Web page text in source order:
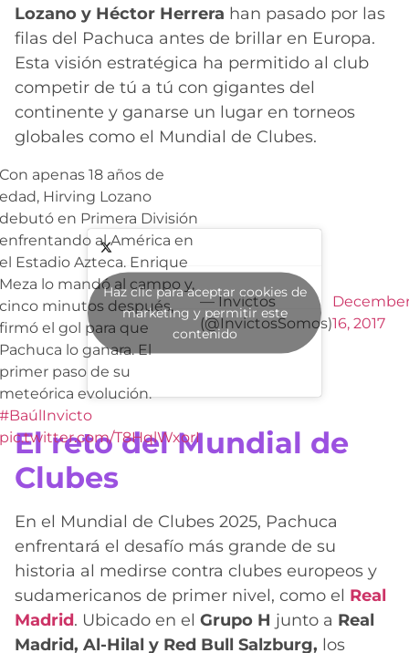
Lozano y Héctor Herrera han pasado por las
filas del Pachuca antes de brillar en Europa.
Esta visión estratégica ha permitido al club
competir de tú a tú con gigantes del
continente y ganarse un lugar en torneos
globales como el Mundial de Clubes.
apenas 18 años de
Hirving Lozano
en Primera División
al América en
Estadio Azteca. Enrique
lo mandó al campo y,
minutos después,
el gol para que
lo ganara. El
paso de su
evolución.
T8HqlWxorI
— Invictos
(@InvictosSomos)16, 2017
Haz clic para aceptar cookies de
marketing y permitir este
contenido
El reto del Mundial de
Clubes
En el Mundial de Clubes 2025, Pachuca
enfrentará el desafío más grande de su
historia al medirse contra clubes europeos y
sudamericanos de primer nivel, como el Real
Madrid. Ubicado en el Grupo H junto a Real
Madrid, Al-Hilal y Red Bull Salzburg, los